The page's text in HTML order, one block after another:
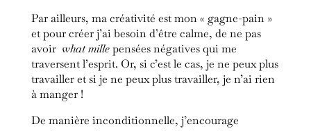
Par ailleurs, ma créativité est mon « gagne-pain »
et pour créer j’ai besoin d’être calme, de ne pas
avoir what millepensées négatives qui me
traversent l’esprit. Or, si c’est le cas, je ne peux plus
travailler et si je ne peux plus travailler, je n’ai rien
à manger !
De manière inconditionnelle, j’encourage